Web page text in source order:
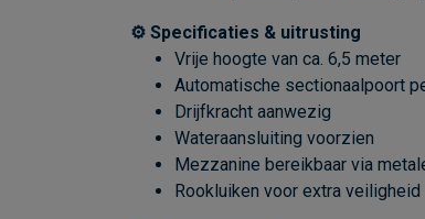
⚙️ Specificaties & uitrusting
Vrije hoogte van ca. 6,5 meter
Automatische sectionaalpoort
Drijfkracht aanwezig
Wateraansluiting voorzien
Mezzanine bereikbaar via
Rookluiken voor extra veiligheid